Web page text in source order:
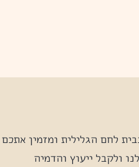
לחם הגלילית ומזמין אתכם
ולקבל ייעוץ והדמיה